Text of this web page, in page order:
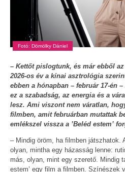
Fotó: Dömölky Dániel
– Kettőt pislogtunk, és már ebből
2026-os év a kínai asztrológia
ebben a hónapban – február 17-én
ez a szabadság, az energia és a
lesz. Ami viszont nem váratlan,
filmben, amit februárban mutattak
emlékszel vissza a ’Beléd estem’
– Mindig öröm, ha filmben játszhatok.
olyan, mintha egy házasság lenne:
más, olyan, mint egy szerető. Mindig
estem’ egy film a filmben. Színészek